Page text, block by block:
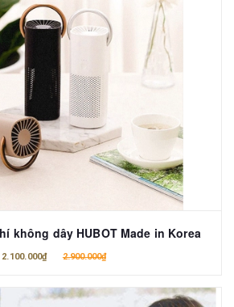
không dây HUBOT Made in Korea
2.100.000₫ 2.900.000₫